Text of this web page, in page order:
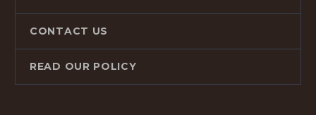
CONTACT US
READ OUR POLICY